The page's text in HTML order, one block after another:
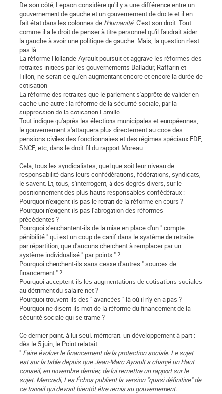
De son côté, Lepaon considère qu'il y a une différence entre un
gouvernement de gauche et un gouvernement de droite et il en
fait état dans les colonnes de l'Humanité. C'est son droit. Tout
comme il a le droit de penser à titre personnel qu'il faudrait aider
la gauche à avoir une politique de gauche. Mais, la question n'est
pas là :
La réforme Hollande-Ayrault poursuit et aggrave les réformes des
retraites initiées par les gouvernements Balladur, Raffarin et
Fillon, ne serait-ce qu'en augmentant encore et encore la durée de
cotisation
La réforme des retraites que le parlement s'apprête de valider en
cache une autre : la réforme de la sécurité sociale, par la
suppression de la cotisation Famille
Tout indique qu'après les élections municipales et européennes,
le gouvernement s'attaquera plus directement au code des
pensions civiles des fonctionnaires et des régimes spéciaux EDF,
SNCF, etc, dans le droit fil du rapport Moreau
Cela, tous les syndicalistes, quel que soit leur niveau de
responsabilité dans leurs confédérations, fédérations, syndicats,
le savent. Et, tous, s'interrogent, à des degrés divers, sur le
positionnement des plus hauts responsables confédéraux :
Pourquoi n'exigent-ils pas le retrait de la réforme en cours ?
Pourquoi n'exigent-ils pas l'abrogation des réformes
précédentes ?
Pourquoi s'enchantent-ils de la mise en place d'un " compte
pénibilité " qui est un coup de canif dans le système de retraite
par répartition, que d'aucuns cherchent à remplacer par un
système individualisé " par points " ?
Pourquoi cherchent-ils sans cesse d'autres " sources de
financement " ?
Pourquoi acceptent-ils les augmentations de cotisations sociales
au détriment du salaire net ?
Pourquoi trouvent-ils des " avancées " là où il n'y en a pas ?
Pourquoi ne disent-ils mot de la réforme du financement de la
sécurité sociale qui se trame ?
Ce dernier point, à lui seul, mériterait, un développement à part :
dès le 5 juin, le Point relatait :
" Faire évoluer le financement de la protection sociale. Le sujet
est sur la table depuis que Jean-Marc Ayrault a chargé un Haut
conseil, en novembre dernier, de lui remettre un rapport sur le
sujet. Mercredi, Les Échos publient la version "quasi définitive" de
ce travail qui devrait bientôt être remis au gouvernement.